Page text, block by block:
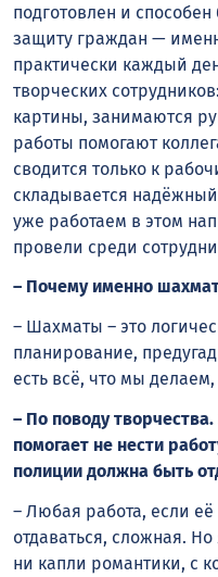
подготовлен и
защиту граждан —
практически каждый
творческих
картины, занимаются
работы помогают
сводится только к
складывается
уже работаем в этом
провели среди
– Почему именно
– Шахматы – это
планирование,
есть всё, что мы
– По поводу
помогает не нести
полиции должна быть
– Любая работа, если
отдаваться, сложная.
ни капли романтики, с